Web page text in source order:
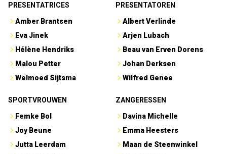
PRESENTATRICES
Amber Brantsen
Eva Jinek
Hélène Hendriks
Malou Petter
Welmoed Sijtsma
PRESENTATOREN
Albert Verlinde
Arjen Lubach
Beau van Erven Dorens
Johan Derksen
Wilfred Genee
SPORTVROUWEN
Femke Bol
Joy Beune
Jutta Leerdam
ZANGERESSEN
Davina Michelle
Emma Heesters
Maan de Steenwinkel